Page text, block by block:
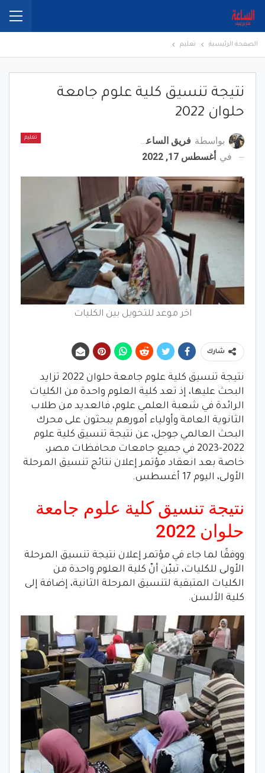
الصفحة الرئيسية تعليم
نتيجة تنسيق كلية علوم جامعة
حلوان 2022
تعليم بواسطة فريق الساعة برس
في أغسطس 17, 2022
شارك
نتيجة تنسيق كلية علوم جامعة حلوان 2022 تزايد
البحث عليها، إذ تعد كلية العلوم واحدة من الكليات
الرائدة في شعبة العلمي علوم، فالعديد من طلاب
الثانوية العامة وأولياء أمورهم يبحثون على محرك
البحث العالمي جوجل، عن نتيجة تنسيق كلية علوم
2022-2023 في جميع جامعات محافظات مصر،
خاصة بعد انعقاد مؤتمر إعلان نتائج تنسيق المرحلة
الأولى، اليوم 17 أغسطس.
نتيجة تنسيق كلية علوم جامعة
حلوان 2022
ووفقًا لما جاء في مؤتمر إعلان نتيجة تنسيق المرحلة
الأولى للكليات، تبيّن أنّ كلية العلوم واحدة من
الكليات المتبقية لتنسيق المرحلة الثانية، إضافة إلى
كلية الألسن.